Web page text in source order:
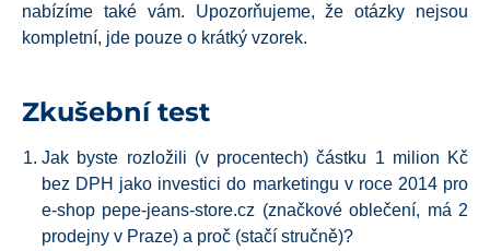
nabízíme také vám. Upozorňujeme, že otázky nejsou
kompletní, jde pouze o krátký vzorek.
Zkušební test
Jak byste rozložili (v procentech) částku 1 milion Kč
bez DPH jako investici do marketingu v roce 2014 pro
e-shop pepe-jeans-store.cz (značkové oblečení, má 2
prodejny v Praze) a proč (stačí stručně)?